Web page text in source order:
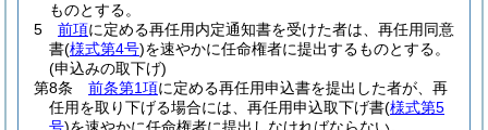
ものとする。
5
前項に定める再任用内定通知書を受けた者は、再任用同意
書(様式第4号)を速やかに任命権者に提出するものとする。
(申込みの取下げ)
第8条
前条第1項に定める再任用申込書を提出した者が、再
任用を取り下げる場合には、再任用申込取下げ書(様式第5